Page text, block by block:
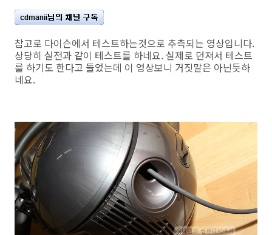
참고로 다이슨에서 테스트하는것으로 추측되는 영상입니다.
상당히 실전과 같이 테스트를 하네요. 실제로 던져서 테스트
를 하기도 한다고 들었는데 이 영상보니 거짓말은 아닌듯하
네요.